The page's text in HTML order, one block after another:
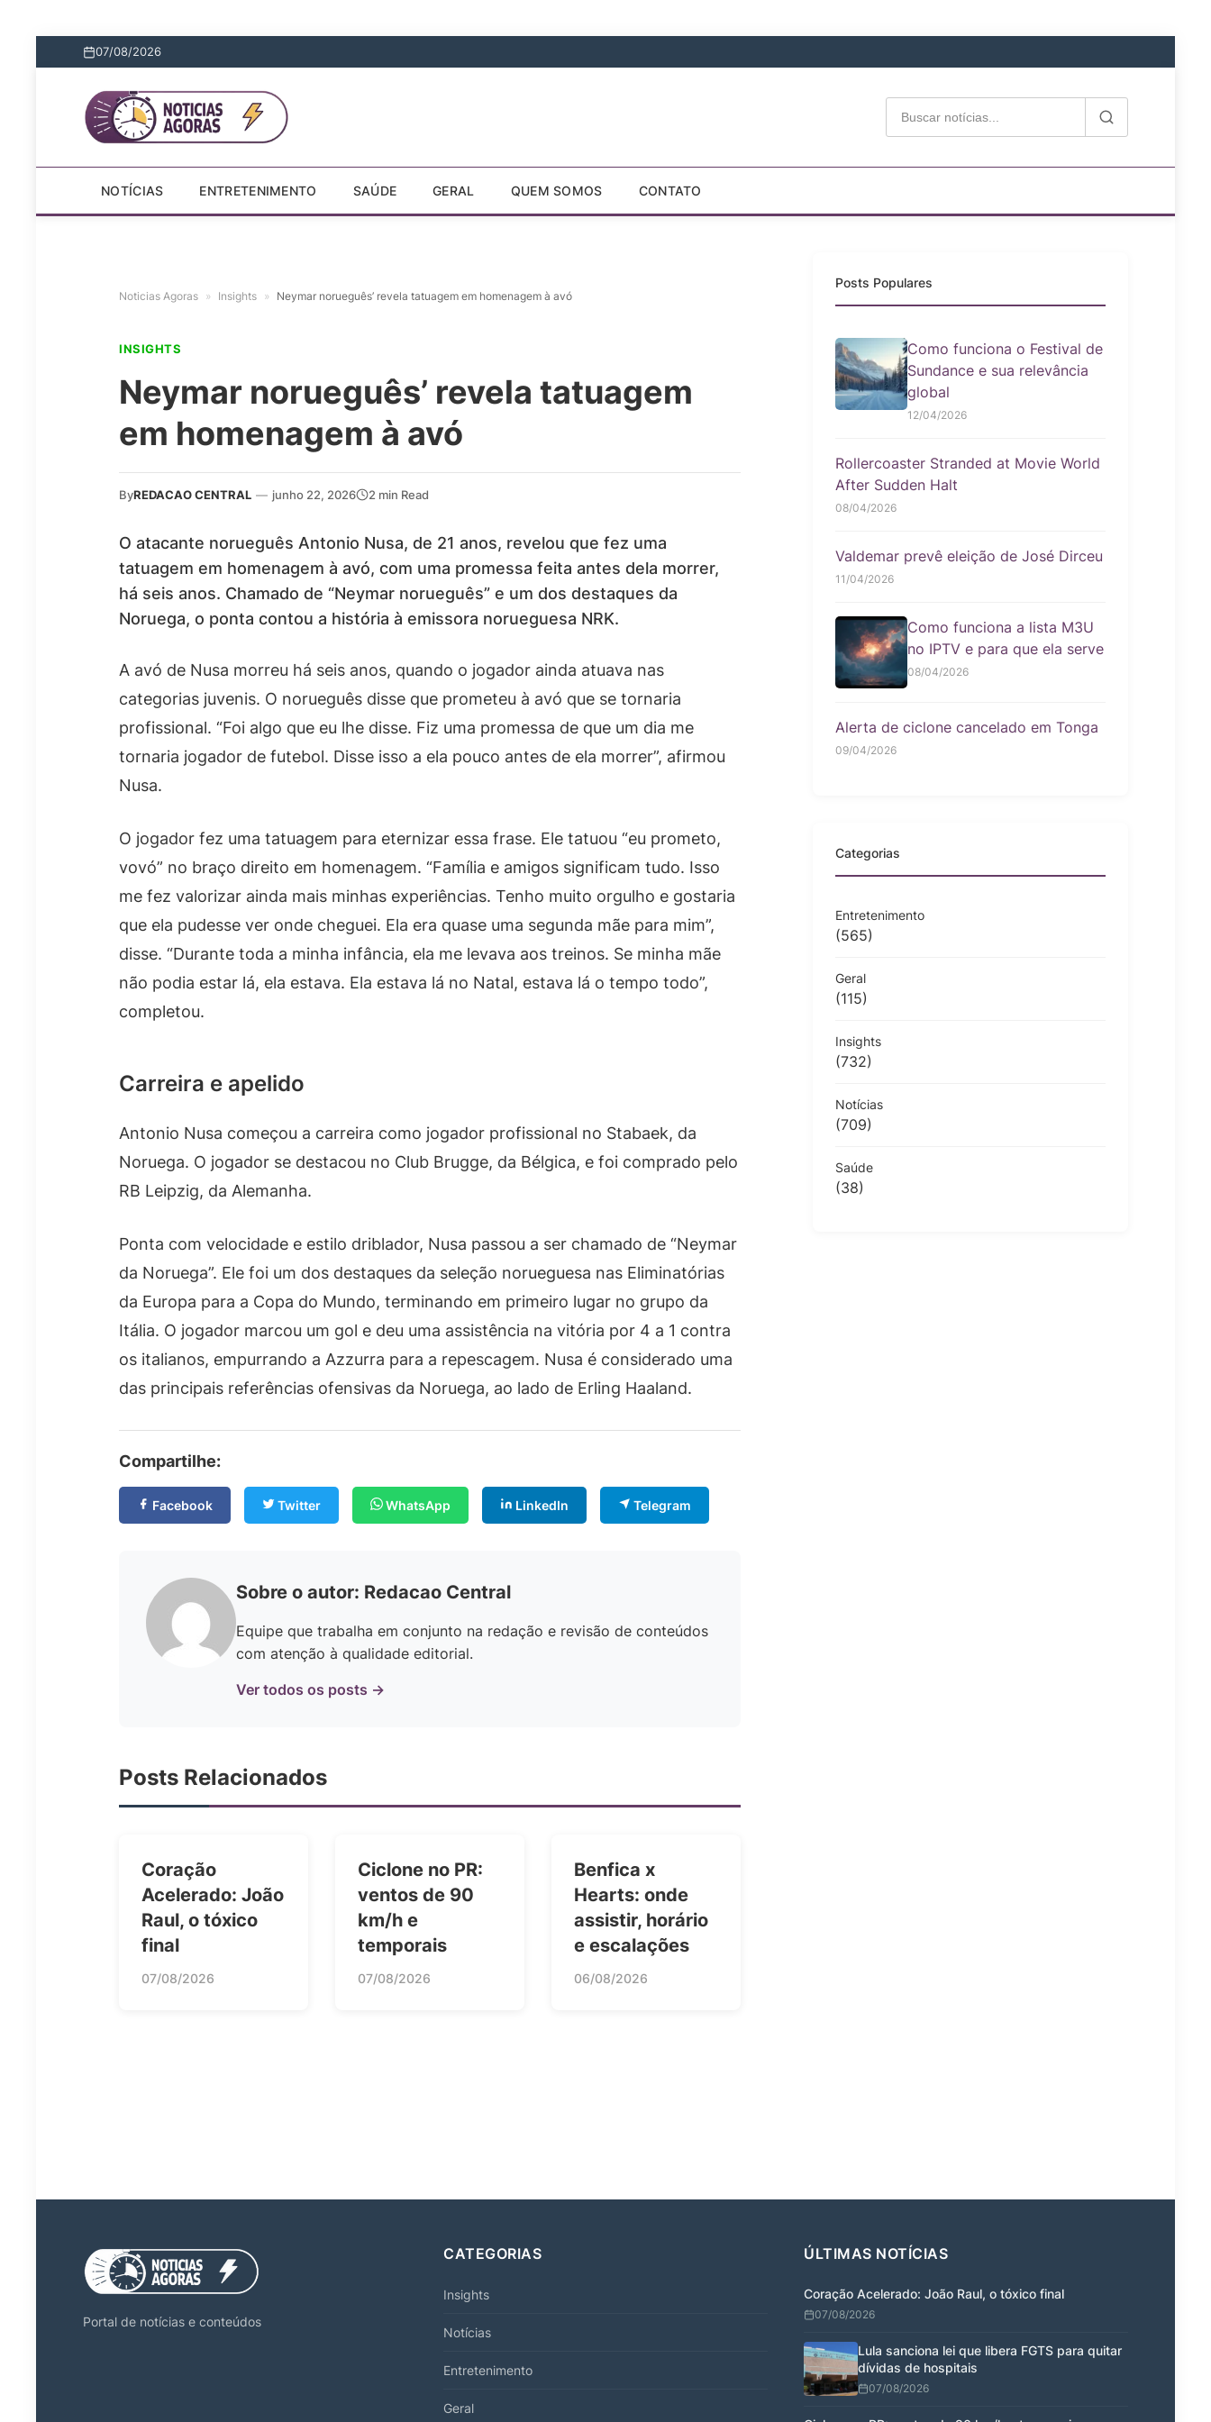
07/08/2026
NOTÍCIAS ENTRETENIMENTO SAÚDE GERAL QUEM SOMOS CONTATO
Noticias Agoras » Insights » Neymar norueguês’ revela tatuagem em homenagem à avó
INSIGHTS
Neymar norueguês’ revela tatuagem
em homenagem à avó
ByREDACAO CENTRAL — junho 22, 2026 2 min Read
O atacante norueguês Antonio Nusa, de 21 anos, revelou que fez uma
tatuagem em homenagem à avó, com uma promessa feita antes dela morrer,
há seis anos. Chamado de “Neymar norueguês” e um dos destaques da
Noruega, o ponta contou a história à emissora norueguesa NRK.
A avó de Nusa morreu há seis anos, quando o jogador ainda atuava nas
categorias juvenis. O norueguês disse que prometeu à avó que se tornaria
profissional. “Foi algo que eu lhe disse. Fiz uma promessa de que um dia me
tornaria jogador de futebol. Disse isso a ela pouco antes de ela morrer”, afirmou
Nusa.
O jogador fez uma tatuagem para eternizar essa frase. Ele tatuou “eu prometo,
vovó” no braço direito em homenagem. “Família e amigos significam tudo. Isso
me fez valorizar ainda mais minhas experiências. Tenho muito orgulho e gostaria
que ela pudesse ver onde cheguei. Ela era quase uma segunda mãe para mim”,
disse. “Durante toda a minha infância, ela me levava aos treinos. Se minha mãe
não podia estar lá, ela estava. Ela estava lá no Natal, estava lá o tempo todo”,
completou.
Carreira e apelido
Antonio Nusa começou a carreira como jogador profissional no Stabaek, da
Noruega. O jogador se destacou no Club Brugge, da Bélgica, e foi comprado pelo
RB Leipzig, da Alemanha.
Ponta com velocidade e estilo driblador, Nusa passou a ser chamado de “Neymar
da Noruega”. Ele foi um dos destaques da seleção norueguesa nas Eliminatórias
da Europa para a Copa do Mundo, terminando em primeiro lugar no grupo da
Itália. O jogador marcou um gol e deu uma assistência na vitória por 4 a 1 contra
os italianos, empurrando a Azzurra para a repescagem. Nusa é considerado uma
das principais referências ofensivas da Noruega, ao lado de Erling Haaland.
Compartilhe:
Facebook Twitter WhatsApp LinkedIn Telegram
Sobre o autor: Redacao Central
Equipe que trabalha em conjunto na redação e revisão de conteúdos
com atenção à qualidade editorial.
Ver todos os posts →
Posts Relacionados
Coração
Acelerado: João
Raul, o tóxico
final
07/08/2026
Ciclone no PR:
ventos de 90
km/h e
temporais
07/08/2026
Benfica x
Hearts: onde
assistir, horário
e escalações
06/08/2026
Posts Populares
Como funciona o Festival de
Sundance e sua relevância
global
12/04/2026
Rollercoaster Stranded at Movie World
After Sudden Halt
08/04/2026
Valdemar prevê eleição de José Dirceu
11/04/2026
Como funciona a lista M3U
no IPTV e para que ela serve
08/04/2026
Alerta de ciclone cancelado em Tonga
09/04/2026
Categorias
Entretenimento
(565)
Geral
(115)
Insights
(732)
Notícias
(709)
Saúde
(38)
Portal de notícias e conteúdos
CATEGORIAS
Insights
Notícias
Entretenimento
Geral
ÚLTIMAS NOTÍCIAS
Coração Acelerado: João Raul, o tóxico final
07/08/2026
Lula sanciona lei que libera FGTS para quitar
dívidas de hospitais
07/08/2026